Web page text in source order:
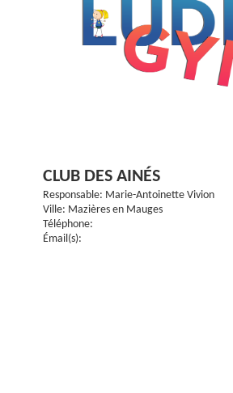
CLUB DES AINÉS
Responsable: Marie-Antoinette Vivion
Ville: Mazières en Mauges
Téléphone:
Émail(s):